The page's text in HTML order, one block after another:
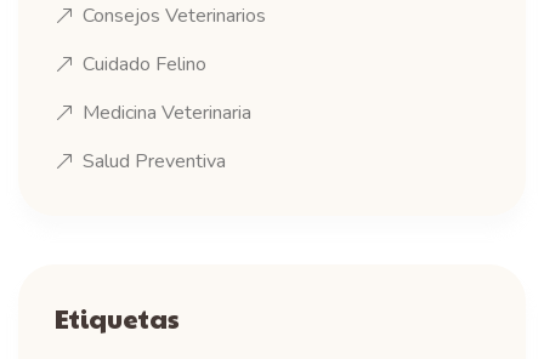
Consejos Veterinarios
Cuidado Felino
Medicina Veterinaria
Salud Preventiva
Etiquetas